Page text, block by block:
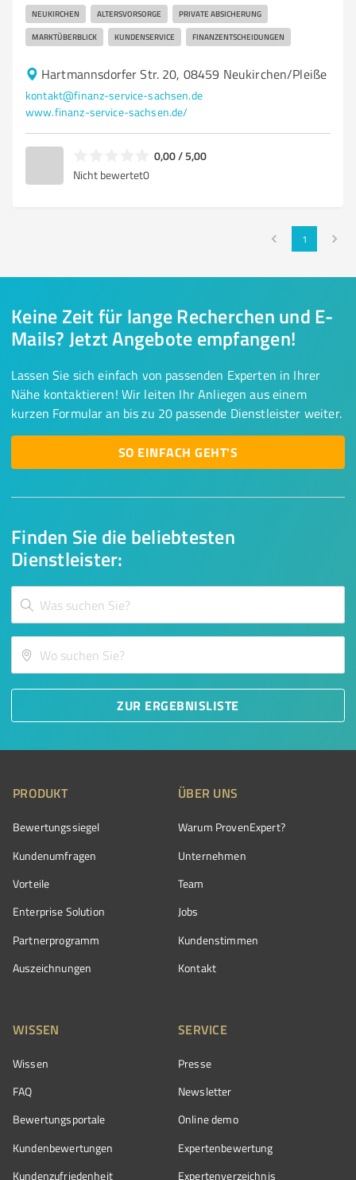
NEUKIRCHEN ALTERSVORSORGE PRIVATE ABSICHERUNG
MARKTÜBERBLICK KUNDENSERVICE FINANZENTSCHEIDUNGEN
Hartmannsdorfer Str. 20, 08459 Neukirchen/Pleiße
kontakt@finanz-service-sachsen.de
www.finanz-service-sachsen.de/
0,00 / 5,00
Nicht bewertet0
1
Finden Sie die beliebtesten
Dienstleister:
ZUR ERGEBNISLISTE
Keine Zeit für lange Recherchen und E-
Mails? Jetzt Angebote empfangen!
Lassen Sie sich einfach von passenden Experten in Ihrer
Nähe kontaktieren! Wir leiten Ihr Anliegen aus einem
kurzen Formular an bis zu 20 passende Dienstleister weiter.
SO EINFACH GEHT'S
PRODUKT
Bewertungssiegel
Kundenumfragen
Vorteile
Enterprise Solution
Partnerprogramm
Auszeichnungen
ÜBER UNS
Warum ProvenExpert?
Unternehmen
Team
Jobs
Kundenstimmen
Kontakt
WISSEN
Wissen
FAQ
Bewertungsportale
Kundenbewertungen
Kundenzufriedenheit
SERVICE
Presse
Newsletter
Online demo
Expertenbewertung
Expertenverzeichnis